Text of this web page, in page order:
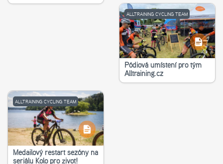
ALLTRAINING CYCLING TEAM
Pódiová umístění pro tým
Alltraining.cz
ALLTRAINING CYCLING TEAM
Medailový restart sezóny na
seriálu Kolo pro život!